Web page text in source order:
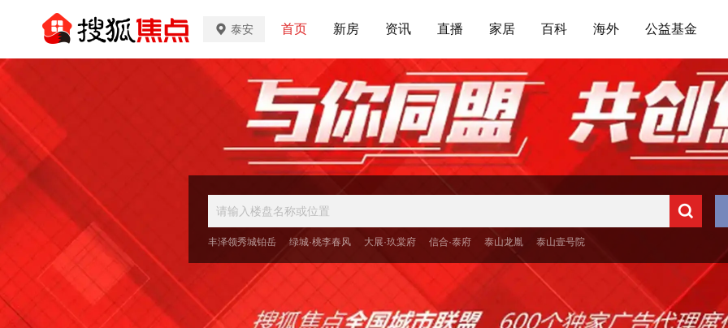
泰安 首页 新房 资讯 直播 家居 百科 海外 公益基金
丰泽领秀城铂岳 绿城·桃李春风 大展·玖棠府 信合·泰府 泰山龙胤 泰山壹号院